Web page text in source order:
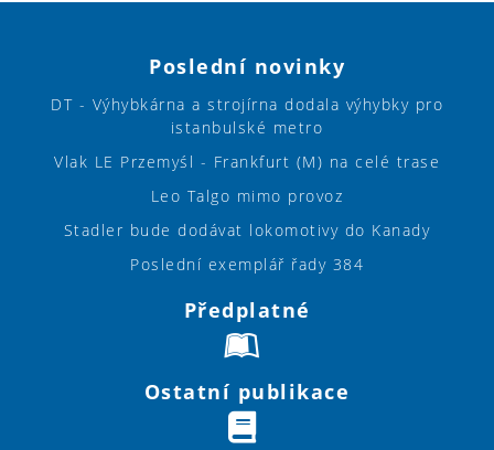
Poslední novinky
DT - Výhybkárna a strojírna dodala výhybky pro
istanbulské metro
Vlak LE Przemyśl - Frankfurt (M) na celé trase
Leo Talgo mimo provoz
Stadler bude dodávat lokomotivy do Kanady
Poslední exemplář řady 384
Předplatné
Ostatní publikace